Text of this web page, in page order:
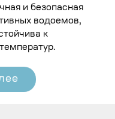
и безопасная
водоемов,
к